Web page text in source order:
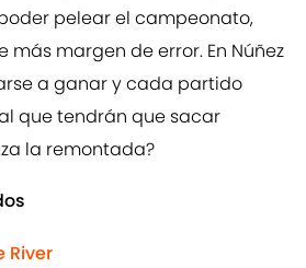
pelear el campeonato,
más margen de error. En Núñez
a ganar y cada partido
que tendrán que sacar
la remontada?
River